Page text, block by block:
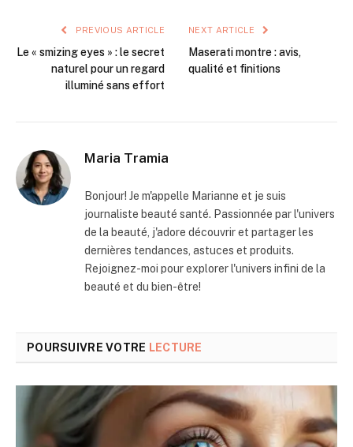
PREVIOUS ARTICLE
Le « smizing eyes » : le secret
naturel pour un regard
illuminé sans effort
NEXT ARTICLE
Maserati montre : avis,
qualité et finitions
Maria Tramia
Bonjour! Je m'appelle Marianne et je suis
journaliste beauté santé. Passionnée par l'univers
de la beauté, j'adore découvrir et partager les
dernières tendances, astuces et produits.
Rejoignez-moi pour explorer l'univers infini de la
beauté et du bien-être!
POURSUIVRE VOTRE LECTURE